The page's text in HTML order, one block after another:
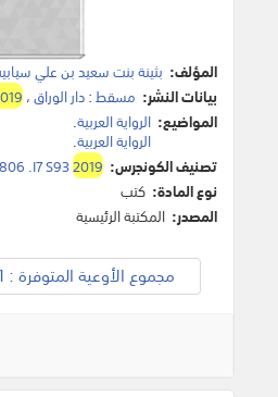
المؤلف: بثينة بنت سعيد بن علي
بيانات النشر: مسقط:دار الوراق،
المواضيع: الرواية العربية.
الرواية العربية.
تصنيف الكونجرس:
.I7 S932019
نوع المادة: كتب
المصدر: المكتبة الرئيسية
مجموع الأوعية المتوفرة : 1